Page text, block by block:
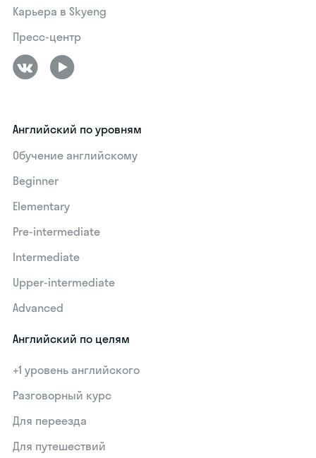
Карьера в Skyeng
Пресс-центр
Английский по уровням
Обучение английскому
Beginner
Elementary
Pre-intermediate
Intermediate
Upper-intermediate
Advanced
Английский по целям
+1 уровень английского
Разговорный курс
Для переезда
Для путешествий